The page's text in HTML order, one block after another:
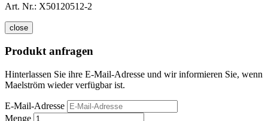
Art. Nr.: X50120512-2
close
Produkt anfragen
Hinterlassen Sie ihre E-Mail-Adresse und wir informieren Sie, wenn
Maelström wieder verfügbar ist.
E-Mail-Adresse
Menge